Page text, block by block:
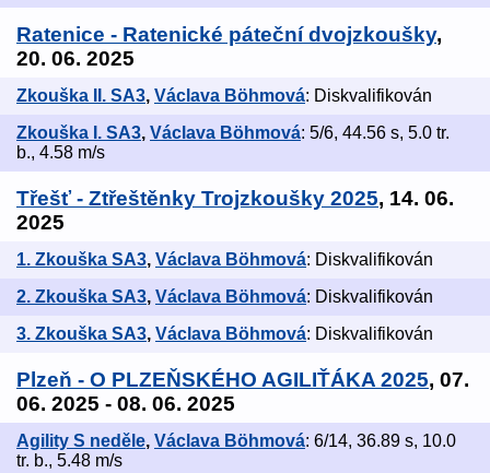
Ratenice - Ratenické páteční dvojzkoušky,
20. 06. 2025
Zkouška II. SA3, Václava Böhmová: Diskvalifikován
Zkouška I. SA3, Václava Böhmová: 5/6, 44.56 s, 5.0 tr.
b., 4.58 m/s
Třešť - Ztřeštěnky Trojzkoušky 2025, 14. 06.
2025
1. Zkouška SA3, Václava Böhmová: Diskvalifikován
2. Zkouška SA3, Václava Böhmová: Diskvalifikován
3. Zkouška SA3, Václava Böhmová: Diskvalifikován
Plzeň - O PLZEŇSKÉHO AGILIŤÁKA 2025, 07.
06. 2025 - 08. 06. 2025
Agility S neděle, Václava Böhmová: 6/14, 36.89 s, 10.0
tr. b., 5.48 m/s